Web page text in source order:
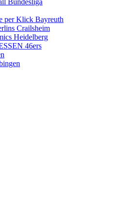
per Klick Bayreuth
Crailsheim
Heidelberg
46ers